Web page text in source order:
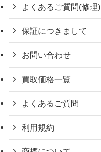
よくあるご質問(修理)
保証につきまして
お問い合わせ
買取価格一覧
よくあるご質問
利用規約